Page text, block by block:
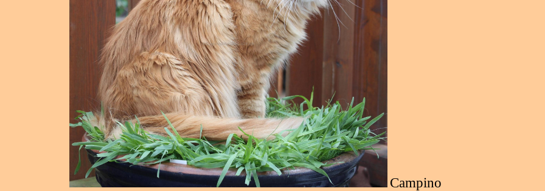
Campino